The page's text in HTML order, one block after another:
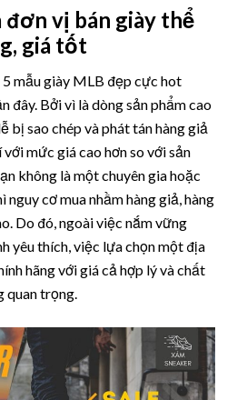
đơn vị bán giày thể
giá tốt
mẫu giày MLB đẹp cực hot
đây. Bởi vì là dòng sản phẩm cao
bị sao chép và phát tán hàng giả
mức giá cao hơn so với sản
không là một chuyên gia hoặc
cơ mua nhầm hàng giả, hàng
Do đó, ngoài việc nắm vững
yêu thích, việc lựa chọn một địa
hãng với giá cả hợp lý và chất
quan trọng.